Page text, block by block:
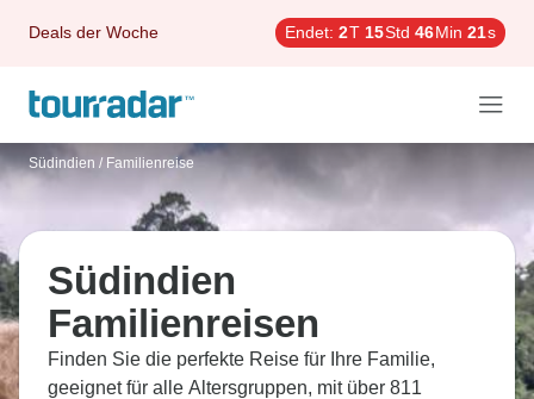
Deals der Woche Endet: 2T 15Std 46Min 20s
Südindien / Familienreise
Südindien
Familienreisen
Finden Sie die perfekte Reise für Ihre Familie,
geeignet für alle Altersgruppen, mit über 811